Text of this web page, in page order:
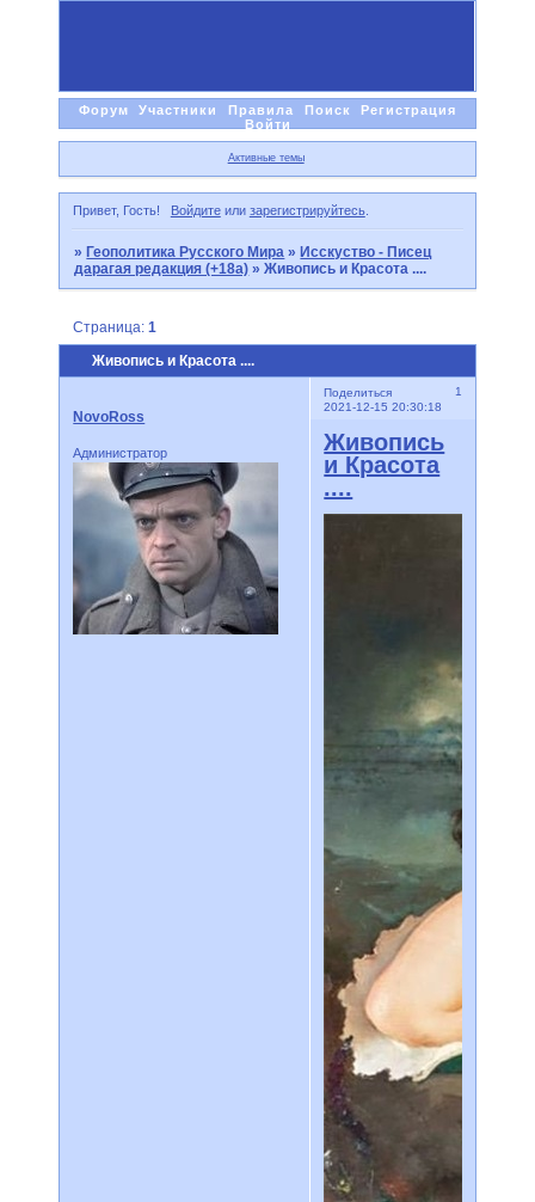
Форум Участники Правила Поиск
Регистрация
Войти
Активные темы
Привет, Гость! Войдитеили зарегистрируйтесь.
»Геополитика Русского Мира »Исскуство - Писец
дарагая редакция (+18а) »Живопись и Красота ....
Живопись и Красота ....
Страница:1
Поделиться
1
2021-12-15 20:30:18
NovoRoss
Администратор
Живопись
и Красота
....